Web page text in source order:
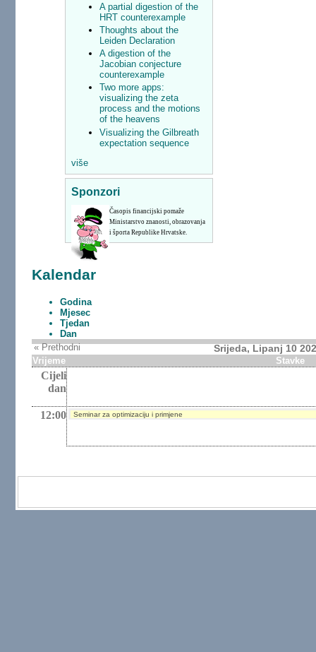
A partial digestion of the
HRT counterexample
Thoughts about the
Leiden Declaration
A digestion of the
Jacobian conjecture
counterexample
Two more apps:
visualizing the zeta
process and the motions
of the heavens
Visualizing the Gilbreath
expectation sequence
više
Sponzori
Časopis financijski pomaže
Ministarstvo znanosti, obrazovanja
i športa Republike Hrvatske.
Kalendar
Godina
Mjesec
Tjedan
Dan
« Prethodni
Srijeda, Lipanj 10
Vrijeme Stavke
Cijeli
dan
12:00 Seminar za optimizaciju i primjene